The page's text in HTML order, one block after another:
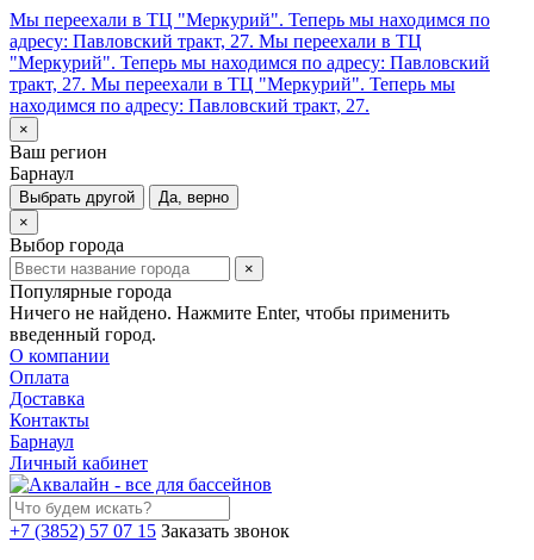
Мы переехали в ТЦ "Меркурий". Теперь мы находимся по
адресу: Павловский тракт, 27. Мы переехали в ТЦ
"Меркурий". Теперь мы находимся по адресу: Павловский
тракт, 27. Мы переехали в ТЦ "Меркурий". Теперь мы
находимся по адресу: Павловский тракт, 27.
×
Ваш регион
Барнаул
Выбрать другой
Да, верно
×
Выбор города
×
Популярные города
Ничего не найдено. Нажмите Enter, чтобы применить
введенный город.
О компании
Оплата
Доставка
Контакты
Барнаул
Личный кабинет
+7 (3852) 57 07 15 Заказать звонок